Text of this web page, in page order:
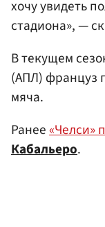
хочу увидеть
стадиона», —
В текущем
(АПЛ) француз
мяча.
Ранее«Челси»
Кабальеро.